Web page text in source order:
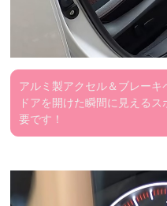
アルミ製アクセル＆ブレーキ
ドアを開けた瞬間に見える
要です！